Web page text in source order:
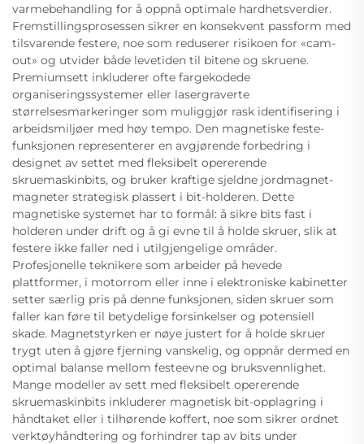
varmebehandling for å oppnå optimale hardhetsverdier.
Fremstillingsprosessen sikrer en konsekvent passform med
tilsvarende festere, noe som reduserer risikoen for «cam-
out» og utvider både levetiden til bitene og skruene.
Premiumsett inkluderer ofte fargekodede
organiseringssystemer eller lasergraverte
størrelsesmarkeringer som muliggjør rask identifisering i
arbeidsmiljøer med høy tempo. Den magnetiske feste-
funksjonen representerer en avgjørende forbedring i
designet av settet med fleksibelt opererende
skruemaskinbits, og bruker kraftige sjeldne jordmagnet-
magneter strategisk plassert i bit-holderen. Dette
magnetiske systemet har to formål: å sikre bits fast i
holderen under drift og å gi evne til å holde skruer, slik at
festere ikke faller ned i utilgjengelige områder.
Profesjonelle teknikere som arbeider på hevede
plattformer, i motorrom eller inne i elektroniske kabinetter
setter særlig pris på denne funksjonen, siden skruer som
faller kan føre til betydelige forsinkelser og potensiell
skade. Magnetstyrken er nøye justert for å holde skruer
trygt uten å gjøre fjerning vanskelig, og oppnår dermed en
optimal balanse mellom festeevne og bruksvennlighet.
Mange modeller av sett med fleksibelt opererende
skruemaskinbits inkluderer magnetisk bit-opplagring i
håndtaket eller i tilhørende koffert, noe som sikrer ordnet
verktøyhåndtering og forhindrer tap av bits under